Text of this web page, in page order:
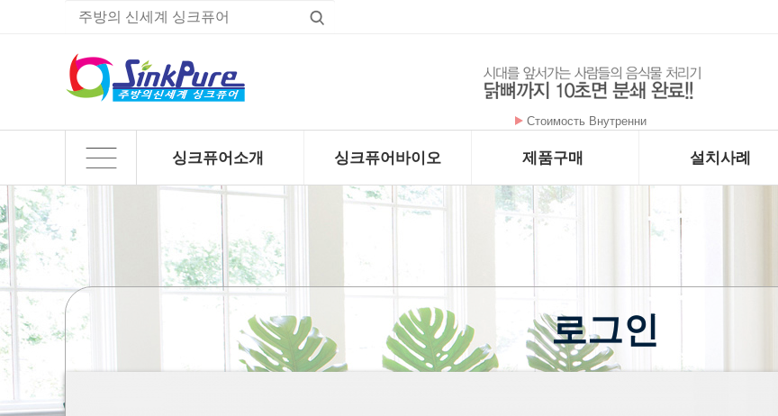
Стоимость Внутренни
싱크퓨어소개 싱크퓨어바이오
제품구매
하위분류
설치사례
하위분류
로그인